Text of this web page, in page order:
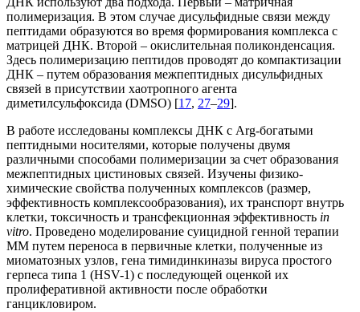
полимеризация. В этом случае дисульфидные связи между
пептидами образуются во время формирования комплекса с
матрицей ДНК. Второй ‒ окислительная поликонденсация.
Здесь полимеризацию пептидов проводят до компактизации
ДНК ‒ путем образования межпептидных дисульфидных
связей в присутствии хаотропного агента
диметилсульфоксида (DMSO) [17, 27–29].
В работе исследованы комплексы ДНК с Arg-богатыми
пептидными носителями, которые получены двумя
различными способами полимеризации за счет образования
межпептидных цистиновых связей. Изучены физико-
химические свойства полученных комплексов (размер,
эффективность комплексообразования), их транспорт внутрь
клетки, токсичность и трансфекционная эффективность in
vitro. Проведено моделирование суицидной генной терапии
ММ путем переноса в первичные клетки, полученные из
миоматозных узлов, гена тимидинкиназы вируса простого
герпеса типа 1 (HSV-1) с последующей оценкой их
пролиферативной активности после обработки
ганцикловиром.